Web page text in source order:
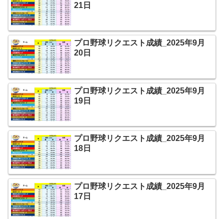
21日
プロ野球リクエスト成績_2025年9月
20日
プロ野球リクエスト成績_2025年9月
19日
プロ野球リクエスト成績_2025年9月
18日
プロ野球リクエスト成績_2025年9月
17日